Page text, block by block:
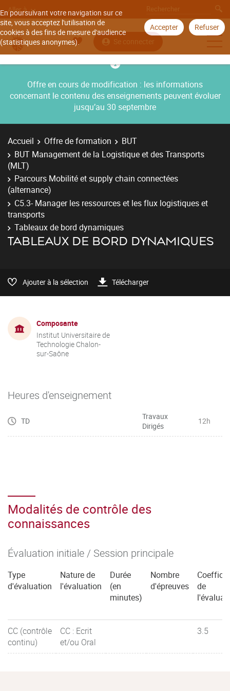
En poursuivant votre navigation sur ce
site, vous acceptez l'utilisation de
cookies à des fins de mesure d'audience
(statistiques anonymes).
Accepter Refuser
Aller à
Se connecter
Offre en cours de modification : les informations
concernant le contenu des enseignements peuvent évoluer
jusqu’au 30 septembre
Accueil Offre de formation
BUT
BUT Management de la Logistique et des Transports
(MLT)
Parcours Mobilité et supply chain connectées
(alternance)
C5.3- Manager les ressources et les flux logistiques et
transports
Tableaux de bord dynamiques
TABLEAUX DE BORD DYNAMIQUES
Ajouter à la sélection Télécharger
Composante
Institut Universitaire de
Technologie Chalon-
sur-Saône
Heures d'enseignement
TD
Travaux
Dirigés
12h
Modalités de contrôle des
connaissances
Évaluation initiale / Session principale
Type
d'évaluation
Nature de
l'évaluation
Durée
(en
minutes)
Nombre
d'épreuves
de
CC (contrôle
continu)
CC : Ecrit
et/ou Oral
3.5